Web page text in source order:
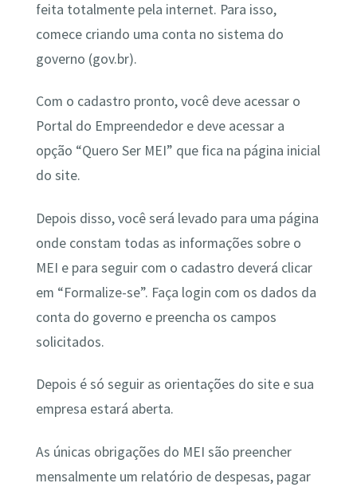
feita totalmente pela internet. Para isso,
comece criando uma conta no sistema do
governo (gov.br).
Com o cadastro pronto, você deve acessar o
Portal do Empreendedor e deve acessar a
opção “Quero Ser MEI” que fica na página inicial
do site.
Depois disso, você será levado para uma página
onde constam todas as informações sobre o
MEI e para seguir com o cadastro deverá clicar
em “Formalize-se”. Faça login com os dados da
conta do governo e preencha os campos
solicitados.
Depois é só seguir as orientações do site e sua
empresa estará aberta.
As únicas obrigações do MEI são preencher
mensalmente um relatório de despesas, pagar